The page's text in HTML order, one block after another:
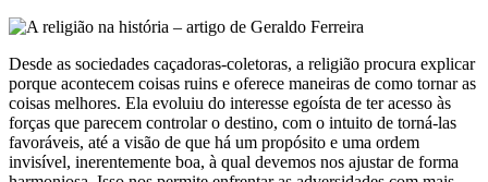
Desde as sociedades caçadoras-coletoras, a religião procura explicar
porque acontecem coisas ruins e oferece maneiras de como tornar as
coisas melhores. Ela evoluiu do interesse egoísta de ter acesso às
forças que parecem controlar o destino, com o intuito de torná-las
favoráveis, até a visão de que há um propósito e uma ordem
invisível, inerentemente boa, à qual devemos nos ajustar de forma